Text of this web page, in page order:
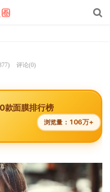
评论(0)
款面膜排行榜
浏览量： 106万+